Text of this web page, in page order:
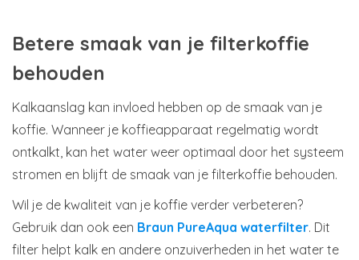
Betere smaak van je filterkoffie
behouden
Kalkaanslag kan invloed hebben op de smaak van je
koffie. Wanneer je koffieapparaat regelmatig wordt
ontkalkt, kan het water weer optimaal door het systeem
stromen en blijft de smaak van je filterkoffie behouden.
Wil je de kwaliteit van je koffie verder verbeteren?
Gebruik dan ook een Braun PureAqua waterfilter. Dit
filter helpt kalk en andere onzuiverheden in het water te